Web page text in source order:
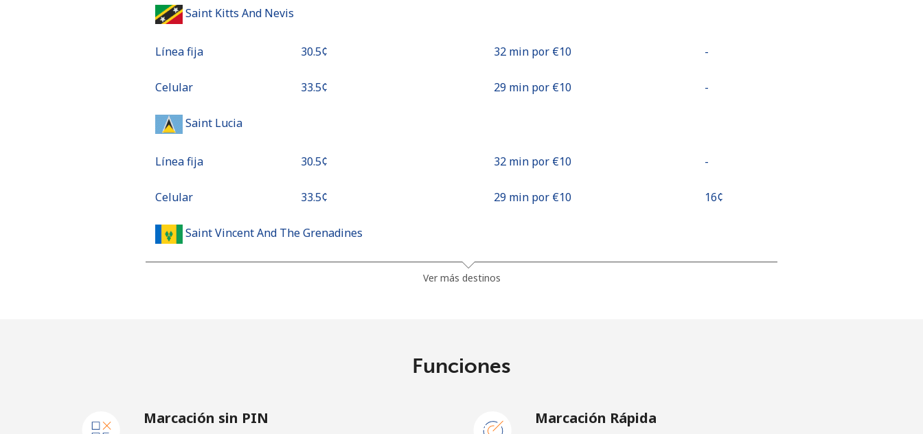
Saint Kitts And Nevis
Línea fija ⁦30.5¢⁩ 32 min por ⁦€10⁩ -
Celular ⁦33.5¢⁩ 29 min por ⁦€10⁩ -
Saint Lucia
Línea fija ⁦30.5¢⁩ 32 min por ⁦€10⁩ -
Celular ⁦33.5¢⁩ 29 min por ⁦€10⁩ ⁦16¢⁩
Saint Vincent And The Grenadines
Celular 8 min por ⁦€10⁩
Ver más destinos
Funciones
Marcación sin PIN Marcación Rápida